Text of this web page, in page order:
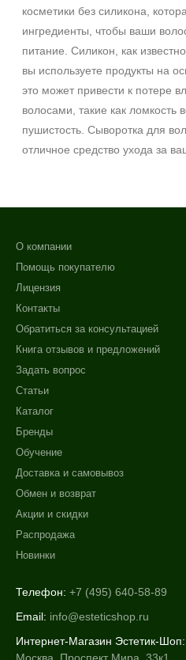
косметики без силикона,
ингредиенты, чтобы ваши
питание. Силикон, как
вы используете продукты на
это может привести к потере
волосами, такие как ломкость
пушистость. Сыворотка для
отличное средство ухода за
О компании
Помощь покупателю
Лицензия
Контакты
Обратиться за консультацией
Книга отзывов и предложений
Задать вопрос
Статьи
Каталог
Бренды
Обучение
Доставка и самовывоз
Обмен и возврат
Акции и скидки
Распродажа
Новинки
Телефон: +7 (495) 640-58-89
Email: info@esteticshop.ru
Интернет-Магазин Эстетик-Шоп: